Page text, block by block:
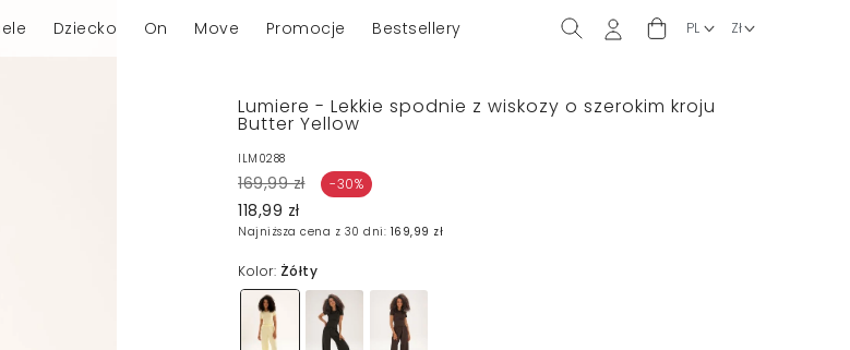
Dziecko On Move Promocje Bestsellery
Lumiere - Lekkie spodnie z wiskozy o szerokim kroju
Butter Yellow
ILM0288
169,99 zł -30%
118,99 zł
Najniższa cena z 30 dni: 169,99 zł
Kolor: Żółty